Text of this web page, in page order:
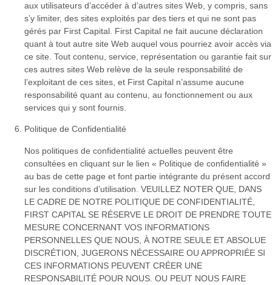
aux utilisateurs d’accéder à d’autres sites Web, y compris, sans
s’y limiter, des sites exploités par des tiers et qui ne sont pas
gérés par First Capital. First Capital ne fait aucune déclaration
quant à tout autre site Web auquel vous pourriez avoir accès via
ce site. Tout contenu, service, représentation ou garantie fait sur
ces autres sites Web relève de la seule responsabilité de
l’exploitant de ces sites, et First Capital n’assume aucune
responsabilité quant au contenu, au fonctionnement ou aux
services qui y sont fournis.
Politique de Confidentialité
Nos politiques de confidentialité actuelles peuvent être
consultées en cliquant sur le lien « Politique de confidentialité »
au bas de cette page et font partie intégrante du présent accord
sur les conditions d’utilisation. VEUILLEZ NOTER QUE, DANS
LE CADRE DE NOTRE POLITIQUE DE CONFIDENTIALITÉ,
FIRST CAPITAL SE RÉSERVE LE DROIT DE PRENDRE TOUTE
MESURE CONCERNANT VOS INFORMATIONS
PERSONNELLES QUE NOUS, À NOTRE SEULE ET ABSOLUE
DISCRÉTION, JUGERONS NÉCESSAIRE OU APPROPRIÉE SI
CES INFORMATIONS PEUVENT CRÉER UNE
RESPONSABILITÉ POUR NOUS. OU PEUT NOUS FAIRE